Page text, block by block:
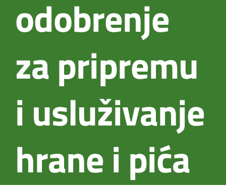
odobrenje
za pripremu
i usluživanje
hrane i pića